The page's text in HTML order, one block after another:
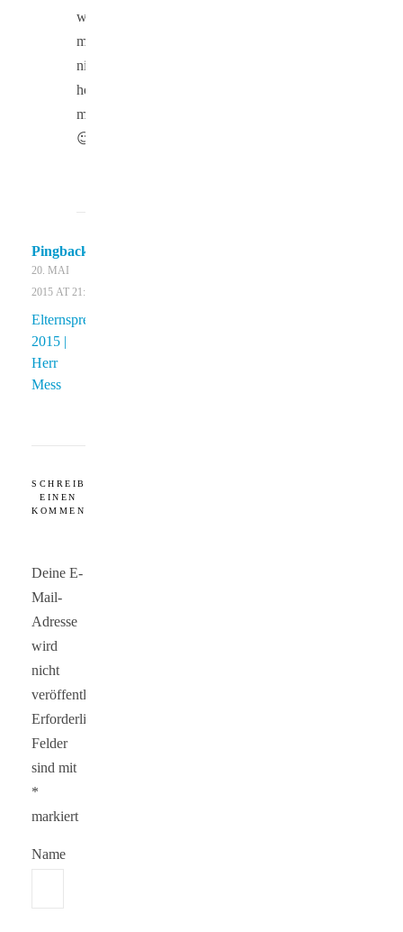
wir
mal
nicht
hoffen
möchten
😉
Pingback:
20. MAI
2015 AT 21:33
Elternsprechtag
2015 |
Herr
Mess
SCHREIBE
EINEN
KOMMENTAR
Deine E-
Mail-
Adresse
wird
nicht
veröffentlicht.
Erforderliche
Felder
sind mit
*
markiert
Name